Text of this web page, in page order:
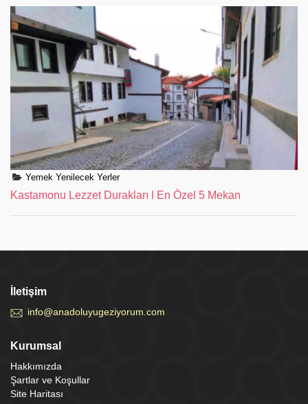
Yemek Yenilecek Yerler
Kastamonu Lezzet Durakları l En Özel 5 Mekan
İletişim
info@anadoluyugeziyorum.com
Kurumsal
Hakkımızda
Şartlar ve Koşullar
Site Haritası